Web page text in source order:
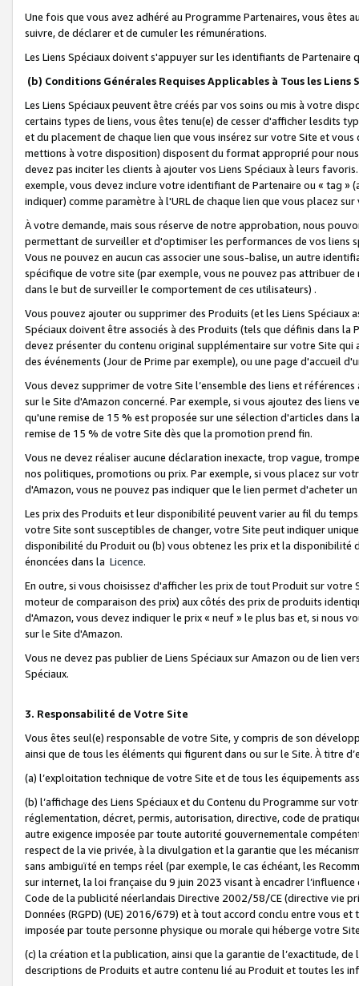
Une fois que vous avez adhéré au Programme Partenaires, vous êtes
suivre, de déclarer et de cumuler les rémunérations.
Les Liens Spéciaux doivent s'appuyer sur les identifiants de Partenaire
(b) Conditions Générales Requises Applicables à Tous les Liens
Les Liens Spéciaux peuvent être créés par vos soins ou mis à votre
certains types de liens, vous êtes tenu(e) de cesser d'afficher lesdits
et du placement de chaque lien que vous insérez sur votre Site et
mettions à votre disposition) disposent du format approprié pour
devez pas inciter les clients à ajouter vos Liens Spéciaux à leurs
exemple, vous devez inclure votre identifiant de Partenaire ou « tag
indiquer) comme paramètre à l'URL de chaque lien que vous placez
À votre demande, mais sous réserve de notre approbation, nous
permettant de surveiller et d'optimiser les performances de vos liens
Vous ne pouvez en aucun cas associer une sous-balise, un autre
spécifique de votre site (par exemple, vous ne pouvez pas attribuer
dans le but de surveiller le comportement de ces utilisateurs) .
Vous pouvez ajouter ou supprimer des Produits (et les Liens
Spéciaux doivent être associés à des Produits (tels que définis dans
devez présenter du contenu original supplémentaire sur votre Site qui
des événements (Jour de Prime par exemple), ou une page d'accueil
Vous devez supprimer de votre Site l’ensemble des liens et
sur le Site d'Amazon concerné. Par exemple, si vous ajoutez des
qu'une remise de 15 % est proposée sur une sélection d'articles
remise de 15 % de votre Site dès que la promotion prend fin.
Vous ne devez réaliser aucune déclaration inexacte, trop vague,
nos politiques, promotions ou prix. Par exemple, si vous placez sur
d'Amazon, vous ne pouvez pas indiquer que le lien permet d'acheter
Les prix des Produits et leur disponibilité peuvent varier au fil du
votre Site sont susceptibles de changer, votre Site peut indiquer
disponibilité du Produit ou (b) vous obtenez les prix et la disponibilité
énoncées dans la Licence.
En outre, si vous choisissez d'afficher les prix de tout Produit sur
moteur de comparaison des prix) aux côtés des prix de produits
d'Amazon, vous devez indiquer le prix « neuf » le plus bas et, si nous
sur le Site d'Amazon.
Vous ne devez pas publier de Liens Spéciaux sur Amazon ou de lien
Spéciaux.
3. Responsabilité de Votre Site
Vous êtes seul(e) responsable de votre Site, y compris de son
ainsi que de tous les éléments qui figurent dans ou sur le Site. À titre
(a) l’exploitation technique de votre Site et de tous les équipements
(b) l’affichage des Liens Spéciaux et du Contenu du Programme sur
réglementation, décret, permis, autorisation, directive, code de
autre exigence imposée par toute autorité gouvernementale
respect de la vie privée, à la divulgation et la garantie que les
sans ambiguïté en temps réel (par exemple, le cas échéant, les
sur internet, la loi française du 9 juin 2023 visant à encadrer
Code de la publicité néerlandais Directive 2002/58/CE (directive vie
Données (RGPD) (UE) 2016/679) et à tout accord conclu entre vous
imposée par toute personne physique ou morale qui héberge votre
(c) la création et la publication, ainsi que la garantie de l’exactitude,
descriptions de Produits et autre contenu lié au Produit et toutes les